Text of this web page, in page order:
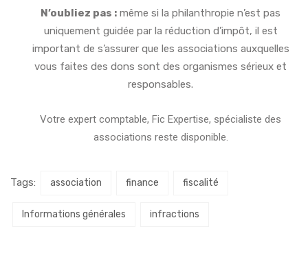
N’oubliez pas : même si la philanthropie n’est pas
uniquement guidée par la réduction d’impôt, il est
important de s’assurer que les associations auxquelles
vous faites des dons sont des organismes sérieux et
responsables.
Votre expert comptable, Fic Expertise, spécialiste des
associations reste disponible.
Tags: association finance fiscalité
Informations générales infractions